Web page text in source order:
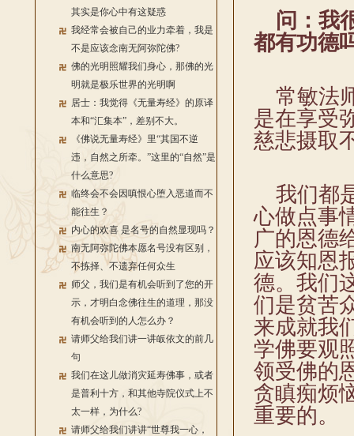
其实是你心中有这疑惑
我经常会被自己的业力牵着，我是
不是应该念南无阿弥陀佛?
佛的光明照耀我们身心，那佛的光
明就是极乐世界的光明啊
居士：我觉得《无量寿经》的原译
本和“汇集本”，差别不大。
《佛说无量寿经》里“其国不逆
违，自然之所牵。”这里的“自然”是
什么意思?
临终会不会因嗔恨心堕入恶道而不
能往生？
内心的欢喜 是名号的自然显现吗？
南无阿弥陀佛本愿名号没有区别，
不拣择、不遗弃任何众生
师父，我们是有机会听到了您的开
示，才明白念佛往生的道理，那没
有机会听到的人怎么办？
请师父给我们讲一讲皈依文的前几
句
我们在这儿做消灾延寿佛事，或者
是普利十方，和其他寺院仪式上不
太一样，为什么?
请师父给我们讲讲“世尊我一心，
问：我
都有功德
常敏法
是在享受
慈悲摄取
我们都
心做点事
广的恩德
应该知恩
德。我们
们是贫苦
来成就我
学佛要观
领受佛的
贪瞋痴烦
重要的。